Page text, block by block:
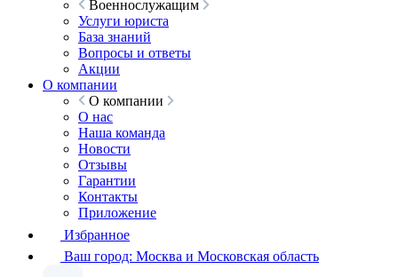
Военнослужащим
Услуги юриста
База знаний
Вопросы и ответы
Акции
О компании
О компании
О нас
Наша команда
Новости
Отзывы
Гарантии
Контакты
Приложение
Избранное
Ваш город: Москва и Московская область